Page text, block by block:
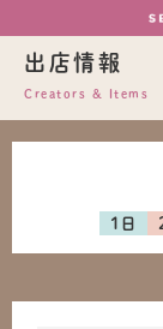
出店情報
Creators & Items